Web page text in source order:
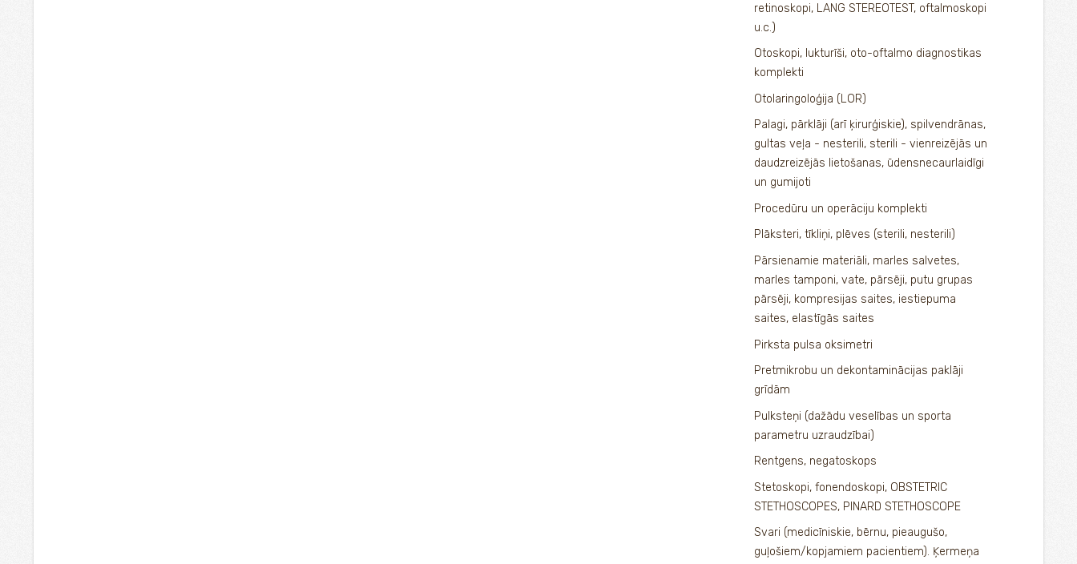
retinoskopi, LANG STEREOTEST, oftalmoskopi
u.c.)
Otoskopi, lukturīši, oto-oftalmo diagnostikas
komplekti
Otolaringoloģija (LOR)
Palagi, pārklāji (arī ķirurģiskie), spilvendrānas,
gultas veļa - nesterili, sterili - vienreizējās un
daudzreizējās lietošanas, ūdensnecaurlaidīgi
un gumijoti
Procedūru un operāciju komplekti
Plāksteri, tīkliņi, plēves (sterili, nesterili)
Pārsienamie materiāli, marles salvetes,
marles tamponi, vate, pārsēji, putu grupas
pārsēji, kompresijas saites, iestiepuma
saites, elastīgās saites
Pirksta pulsa oksimetri
Pretmikrobu un dekontaminācijas paklāji
grīdām
Pulksteņi (dažādu veselības un sporta
parametru uzraudzībai)
Rentgens, negatoskops
Stetoskopi, fonendoskopi, OBSTETRIC
STETHOSCOPES, PINARD STETHOSCOPE
Svari (medicīniskie, bērnu, pieaugušo,
guļošiem/kopjamiem pacientiem). Ķermeņa